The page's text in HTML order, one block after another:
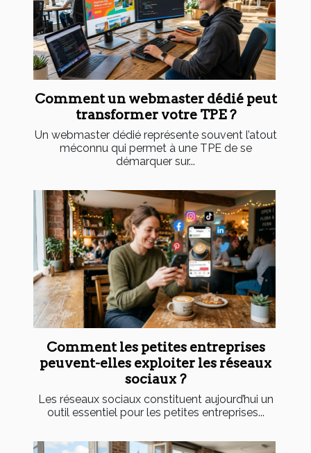
Comment un webmaster dédié peut
transformer votre TPE ?
Un webmaster dédié représente souvent l’atout
méconnu qui permet à une TPE de se
démarquer sur...
Comment les petites entreprises
peuvent-elles exploiter les réseaux
sociaux ?
Les réseaux sociaux constituent aujourd’hui un
outil essentiel pour les petites entreprises...